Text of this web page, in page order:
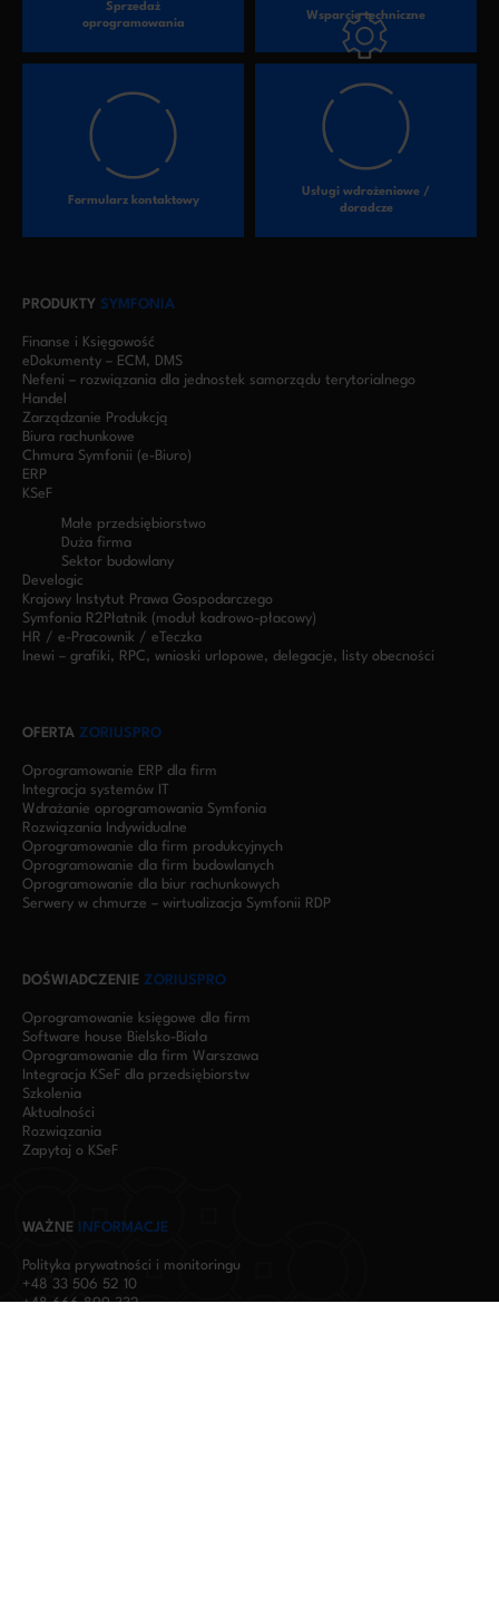
Sprzedaż
oprogramowania
Wsparcie techniczne
Formularz kontaktowy
Usługi wdrożeniowe /
doradcze
PRODUKTY SYMFONIA
Finanse i Księgowość
eDokumenty – ECM, DMS
Nefeni – rozwiązania dla jednostek samorządu terytorialnego
Handel
Zarządzanie Produkcją
Biura rachunkowe
Chmura Symfonii (e-Biuro)
ERP
KSeF
Małe przedsiębiorstwo
Duża firma
Sektor budowlany
Develogic
Krajowy Instytut Prawa Gospodarczego
Symfonia R2Płatnik (moduł kadrowo-płacowy)
HR / e-Pracownik / eTeczka
Inewi – grafiki, RPC, wnioski urlopowe, delegacje, listy obecności
OFERTA ZORIUSPRO
Oprogramowanie ERP dla firm
Integracja systemów IT
Wdrażanie oprogramowania Symfonia
Rozwiązania Indywidualne
Oprogramowanie dla firm produkcyjnych
Oprogramowanie dla firm budowlanych
Oprogramowanie dla biur rachunkowych
Serwery w chmurze – wirtualizacja Symfonii RDP
DOŚWIADCZENIE ZORIUSPRO
Oprogramowanie księgowe dla firm
Software house Bielsko-Biała
Oprogramowanie dla firm Warszawa
Integracja KSeF dla przedsiębiorstw
Szkolenia
Aktualności
Rozwiązania
Zapytaj o KSeF
WAŻNE INFORMACJE
Polityka prywatności i monitoringu
+48 33 506 52 10
+48 666 899 332